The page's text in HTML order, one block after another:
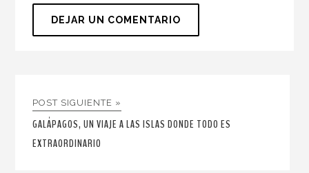
POST SIGUIENTE »
GALÁPAGOS, UN VIAJE A LAS ISLAS DONDE TODO ES
EXTRAORDINARIO